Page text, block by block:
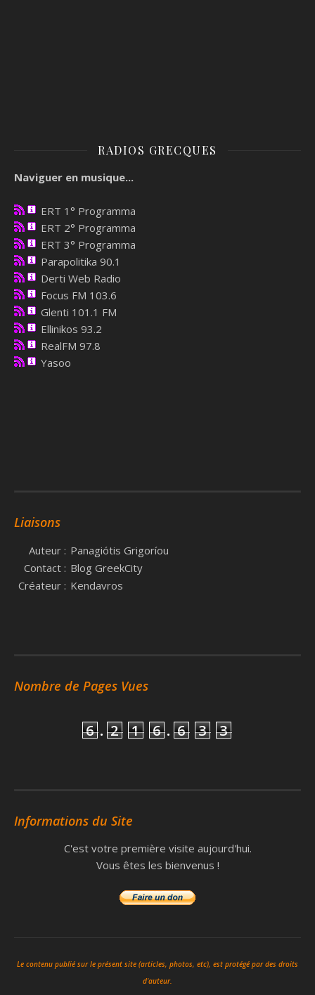
RADIOS GRECQUES
Naviguer en musique...
ERT 1° Programma
ERT 2° Programma
ERT 3° Programma
Parapolitika 90.1
Derti Web Radio
Focus FM 103.6
Glenti 101.1 FM
Ellinikos 93.2
RealFM 97.8
Yasoo
Liaisons
Auteur : Panagiótis Grigoríou
Contact : Blog GreekCity
Créateur : Kendavros
Nombre de Pages Vues
6 . 2 1 6 . 6 3 3
Informations du Site
C'est votre première visite aujourd'hui.
Vous êtes les bienvenus !
Le contenu publié sur le présent site (articles, photos, etc), est protégé par des droits
d'auteur.